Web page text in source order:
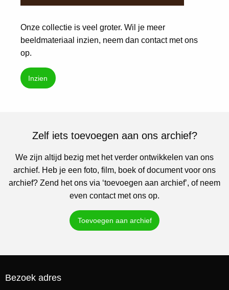
Onze collectie is veel groter. Wil je meer
beeldmateriaal inzien, neem dan contact met ons
op.
Inzien
Zelf iets toevoegen aan ons archief?
We zijn altijd bezig met het verder ontwikkelen van ons
archief. Heb je een foto, film, boek of document voor ons
archief? Zend het ons via ‘toevoegen aan archief’, of neem
even contact met ons op.
Toevoegen aan archief
Bezoek adres